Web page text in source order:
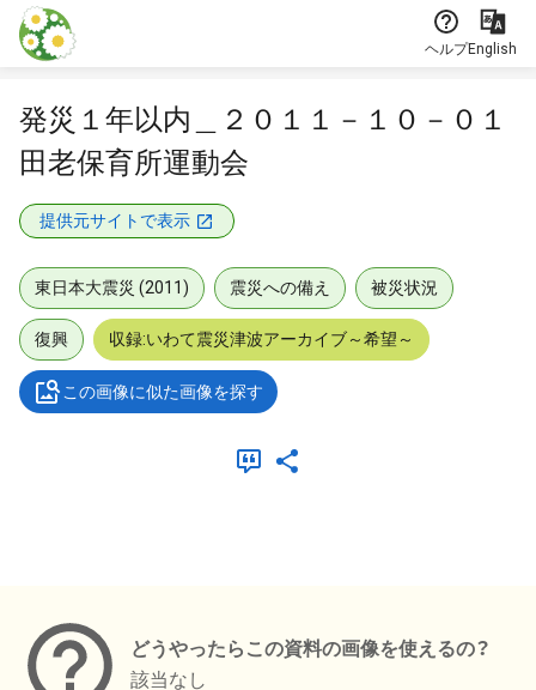
本文に飛ぶ
ヘルプEnglish
発災１年以内＿２０１１－１０－０１
田老保育所運動会
提供元サイトで表示
東日本大震災 (2011) 震災への備え 被災状況
復興 収録:いわて震災津波アーカイブ～希望～
この画像に似た画像を探す
どうやったらこの資料の画像を使えるの？
該当なし